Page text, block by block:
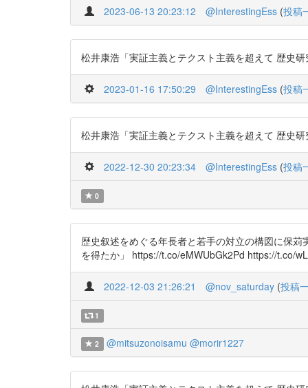
2023-06-13 20:23:12 @InterestingEss (投稿
松井康浩「実証主義とテクスト主義を超えて 歴史
2023-01-16 17:50:29 @InterestingEss (投稿
松井康浩「実証主義とテクスト主義を超えて 歴史
2022-12-30 20:23:34 @InterestingEss (投稿
0
歴史叙述をめぐる年長者と若手の対立の構図に保
を得たか」 https://t.co/eMWUbGk2Pd https://t.co/
2022-12-03 21:26:21 @nov_saturday (投稿
1
2 @mitsuzonoisamu @morir1227